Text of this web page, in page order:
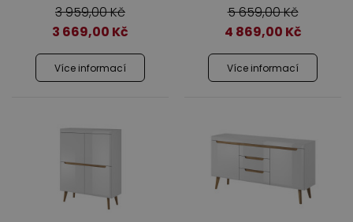
3 959,00Kč
3 669,00 Kč
Více informací
5 659,00Kč
4 869,00 Kč
Více informací